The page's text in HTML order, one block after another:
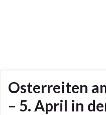
Osterreiten
– 5. April in